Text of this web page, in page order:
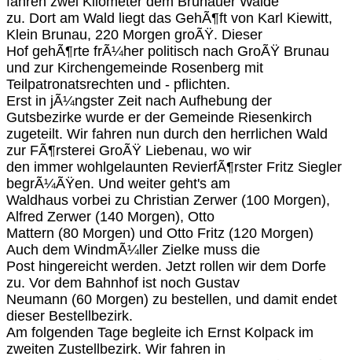
zu. Dort am Wald liegt das GehÃ¶ft von Karl Kiewitt,
Klein Brunau, 220 Morgen groÃŸ. Dieser
Hof gehÃ¶rte frÃ¼her politisch nach GroÃŸ Brunau
und zur Kirchengemeinde Rosenberg mit
Teilpatronatsrechten und - pflichten.
Erst in jÃ¼ngster Zeit nach Aufhebung der
Gutsbezirke wurde er der Gemeinde Riesenkirch
zugeteilt. Wir fahren nun durch den herrlichen Wald
zur FÃ¶rsterei GroÃŸ Liebenau, wo wir
den immer wohlgelaunten RevierfÃ¶rster Fritz Siegler
begrÃ¼ÃŸen. Und weiter geht's am
Waldhaus vorbei zu Christian Zerwer (100 Morgen),
Alfred Zerwer (140 Morgen), Otto
Mattern (80 Morgen) und Otto Fritz (120 Morgen)
Auch dem WindmÃ¼ller Zielke muss die
Post hingereicht werden. Jetzt rollen wir dem Dorfe
zu. Vor dem Bahnhof ist noch Gustav
Neumann (60 Morgen) zu bestellen, und damit endet
dieser Bestellbezirk.
Am folgenden Tage begleite ich Ernst Kolpack im
zweiten Zustellbezirk. Wir fahren in